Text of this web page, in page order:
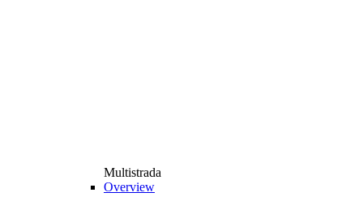
Multistrada
Overview